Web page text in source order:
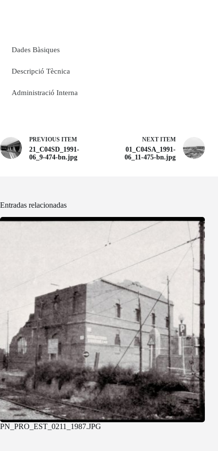
Dades Bàsiques
Descripció Tècnica
Administració Interna
PREVIOUS ITEM
21_C04SD_1991-
06_9-474-bn.jpg
NEXT ITEM
01_C04SA_1991-
06_11-475-bn.jpg
Entradas relacionadas
PN_PRO_EST_0211_1987.JPG